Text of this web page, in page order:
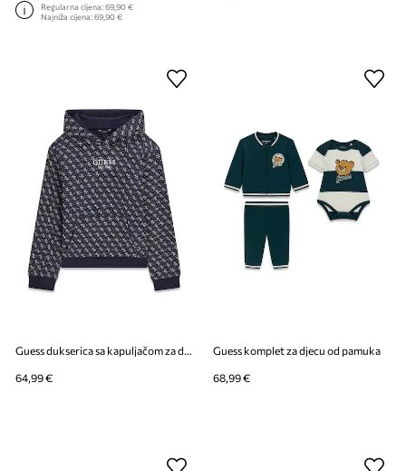
Regularna cijena:69,90 €
Najniža cijena:69,90 €
Guess dukserica sa kapuljačom za djecu od pamuka
64,99 €
Guess komplet za djecu od pamuka
68,99 €